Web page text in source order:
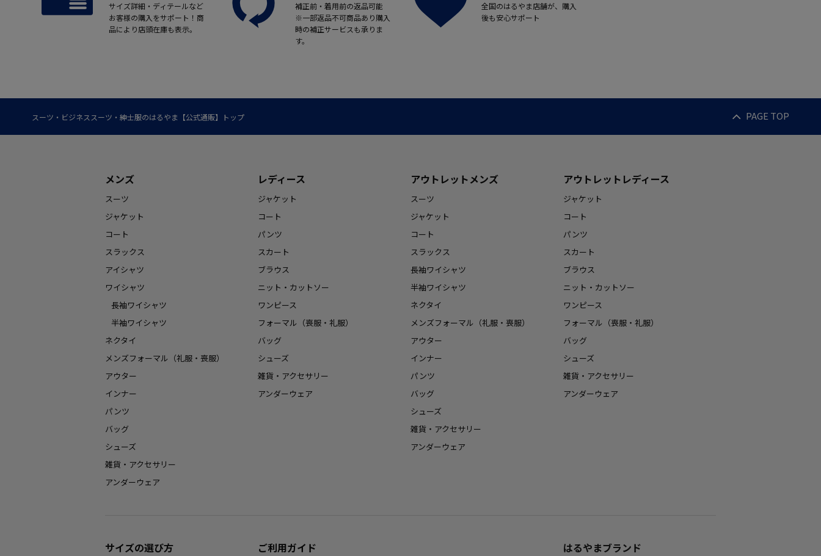
サイズ詳細・ディテールなど
お客様の購入をサポート！商
品により店頭在庫も表示。
補正前・着用前の返品可能
※一部返品不可商品あり購入
時の補正サービスも承りま
す。
全国のはるやま店舗が、購入
後も安心サポート
スーツ・ビジネススーツ・紳士服のはるやま【公式通販】トップ PAGE TOP
メンズ
スーツ
ジャケット
コート
スラックス
アイシャツ
ワイシャツ
長袖ワイシャツ
半袖ワイシャツ
ネクタイ
メンズフォーマル（礼服・喪服）
アウター
インナー
パンツ
バッグ
シューズ
雑貨・アクセサリー
アンダーウェア
レディース
ジャケット
コート
パンツ
スカート
ブラウス
ニット・カットソー
ワンピース
フォーマル（喪服・礼服）
バッグ
シューズ
雑貨・アクセサリー
アンダーウェア
アウトレットメンズ
スーツ
ジャケット
コート
スラックス
長袖ワイシャツ
半袖ワイシャツ
ネクタイ
メンズフォーマル（礼服・喪服）
アウター
インナー
パンツ
バッグ
シューズ
雑貨・アクセサリー
アンダーウェア
アウトレットレディース
ジャケット
コート
パンツ
スカート
ブラウス
ニット・カットソー
ワンピース
フォーマル（喪服・礼服）
バッグ
シューズ
雑貨・アクセサリー
アンダーウェア
サイズの選び方 ご利用ガイド はるやまブランド